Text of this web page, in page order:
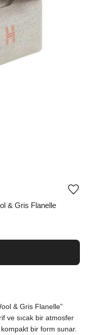
& Gris Flanelle
& Gris Flanelle”
ve sıcak bir atmosfer
bir form sunar.